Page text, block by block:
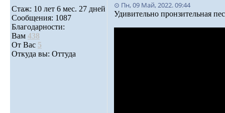
Стаж: 10 лет 6 мес. 27 дней
Сообщения: 1087
Благодарности:
Вам 438
От Вас 5
Откуда вы: Оттуда
⊙ Пн, 09 Май, 2022. 09:44
Удивительно пронзительная